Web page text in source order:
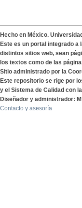
Hecho en México.
Este es un portal integrado
distintos sitios web, sean
los textos como de las
Sitio administrado por la
Este repositorio se rige por
y el Sistema de Calidad con
Diseñador y administrador:
Contacto y asesoría